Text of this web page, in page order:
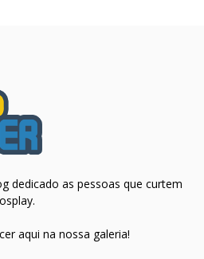
dedicado as pessoas que curtem
aqui na nossa galeria!